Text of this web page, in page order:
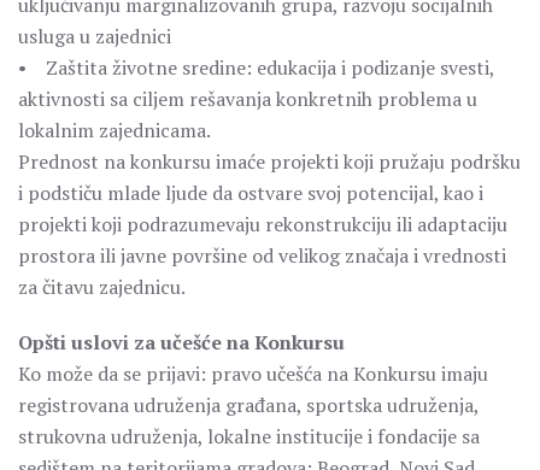
usluga u zajednici
• Zaštita životne sredine: edukacija i podizanje svesti,
aktivnosti sa ciljem rešavanja konkretnih problema u
lokalnim zajednicama.
Prednost na konkursu imaće projekti koji pružaju podršku
i podstiču mlade ljude da ostvare svoj potencijal, kao i
projekti koji podrazumevaju rekonstrukciju ili adaptaciju
prostora ili javne površine od velikog značaja i vrednosti
za čitavu zajednicu.
Opšti uslovi za učešće na Konkursu
Ko može da se prijavi: pravo učešća na Konkursu imaju
registrovana udruženja građana, sportska udruženja,
strukovna udruženja, lokalne institucije i fondacije sa